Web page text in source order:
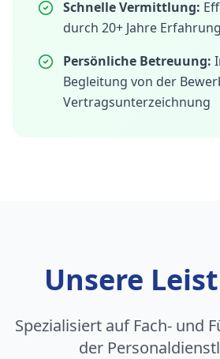
Schnelle Vermittlung:
durch 20+ Jahre Erfahrung
Persönliche Betreuung:
Begleitung von der
Vertragsunterzeichnung
Unsere
Spezialisiert auf Fach- und
der